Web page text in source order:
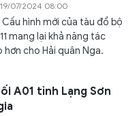
19/07/2024 08:00
hình mới của tàu đổ bộ
mang lại khả năng tác
hơn cho Hải quân Nga.
A01 tỉnh Lạng Sơn